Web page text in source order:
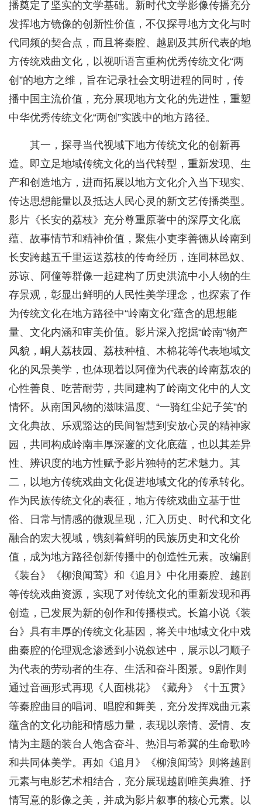
播奠定了坚实的文学基础。新时代文学影像传播充分
发挥地方镜像的创新性价值，不仅探寻地方文化与时
代同频的契合点，而且将秦腔、越剧及其所代表的地
方传统戏曲文化，以视听语言重构优秀传统文化“两
创”的地方之维，旨在记录社会文明进程的同时，传
播中国主流价值，充分展现地方文化的先进性，重塑
中华优秀传统文化“两创”实践中的地方路径。
其一，探寻当代视域下地方传统文化的创新再
造。即立足地域传统文化的当代转型，重新发现、生
产和创造地方，进而拓展以地方文化介入当下现实、
传达思想能量以及抵达人民心灵的新文艺传播类型。
影片《长安的荔枝》充分尊重原著中的深厚文化底
蕴、故事情节和精神价值，聚焦小吏李善德从岭南到
长安跨越五千里运送荔枝的传奇经历，连同林邑奴、
苏谅、阿僮等群像一起建构了历史洪流中小人物的生
存景观，彰显出鲜明的人民性美学理念，也探索了作
为传统文化在地方路径中“岭南文化”蕴含的思想能
量、文化内涵和审美价值。影片深入挖掘“岭南”物产
风貌，峒人荔枝园、荔枝种植、木棉花等代表地域文
化的风景美学，也体现着以阿僮为代表的岭南荔农的
心性善良、吃苦耐劳，共同建构了岭南文化中的人文
情怀。从南国风物的滋味温度、“一骑红尘妃子笑”的
文化典故、乐观豁达的民间智慧到安放心灵的精神家
园，共同构成岭南丰厚深邃的文化底蕴，也以其差异
性、辨识度的地方性赋予影片独特的艺术魅力。其
二，以地方传统戏曲文化促进地域文化的传承转化。
作为民族传统文化的表征，地方传统戏曲立基于世
俗、日常与情感的微观呈现，汇入历史、时代和文化
融合的宏大视域，镌刻着鲜明的民族历史和文化价
值，成为地方路径创新传播中的创造性元素。改编剧
《装台》《柳浪闻莺》和《追月》中化用秦腔、越剧
等传统戏曲资源，实现了对传统文化的重新发现和再
创造，已发展为新的创作和传播模式。长篇小说《装
台》具有丰厚的传统文化基因，将关中地域文化中戏
曲秦腔的伦理观念渗透到小说叙述中，展示以刁顺子
为代表的劳动者的生存、生活和奋斗图景。9剧作则
通过音画形式再现《人面桃花》《藏舟》《十五贯》
等秦腔曲目的唱词、唱腔和舞美，充分发挥戏曲元素
蕴含的文化功能和情感力量，表现以亲情、爱情、友
情为主题的装台人饱含奋斗、热泪与希冀的生命歌吟
和共同体美学。再如《追月》《柳浪闻莺》则将越剧
元素与电影艺术相结合，充分展现越剧唯美典雅、抒
情写意的影像之美，并成为影片叙事的核心元素。以